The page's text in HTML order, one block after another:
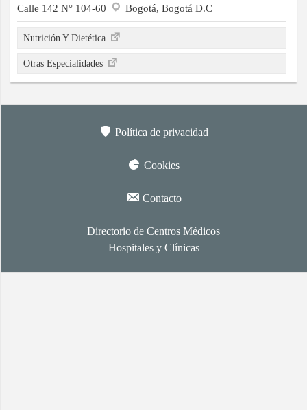
Buscar
Calle 142 N° 104-60
Bogotá, Bogotá D.C
Nutrición Y Dietética
Otras Especialidades
Política de privacidad
Cookies
Contacto
Directorio de Centros Médicos
Hospitales y Clínicas